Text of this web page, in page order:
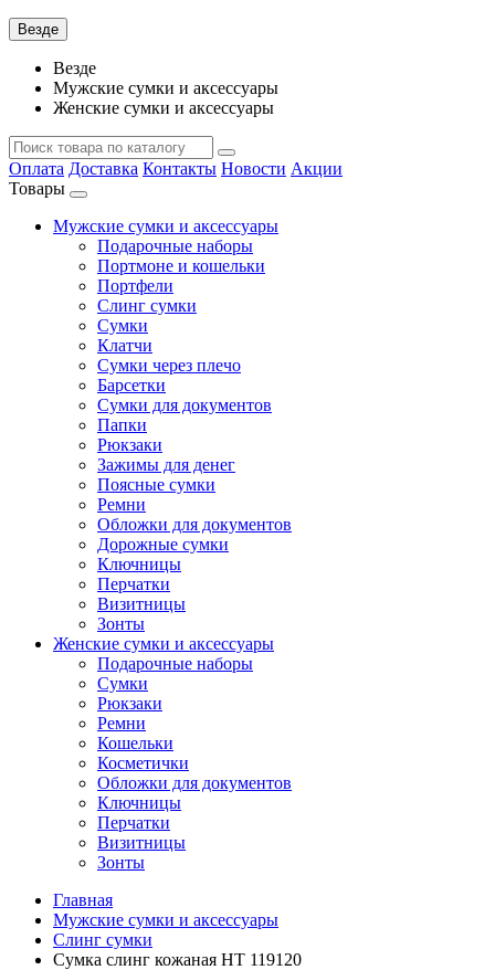
Везде
Везде
Мужские сумки и аксессуары
Женские сумки и аксессуары
Оплата Доставка Контакты Новости Акции
Товары
Мужские сумки и аксессуары
Подарочные наборы
Портмоне и кошельки
Портфели
Слинг сумки
Сумки
Клатчи
Сумки через плечо
Барсетки
Сумки для документов
Папки
Рюкзаки
Зажимы для денег
Поясные сумки
Ремни
Обложки для документов
Дорожные сумки
Ключницы
Перчатки
Визитницы
Зонты
Женские сумки и аксессуары
Подарочные наборы
Сумки
Рюкзаки
Ремни
Кошельки
Косметички
Обложки для документов
Ключницы
Перчатки
Визитницы
Зонты
Главная
Мужские сумки и аксессуары
Слинг сумки
Сумка слинг кожаная HT 119120